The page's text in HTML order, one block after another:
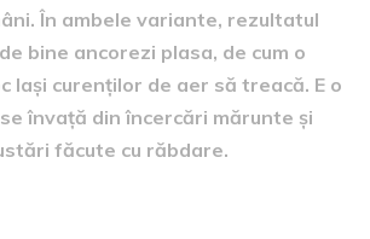
În ambele variante, rezultatul
bine ancorezi plasa, de cum o
lași curenților de aer să treacă. E o
învață din încercări mărunte și
făcute cu răbdare.